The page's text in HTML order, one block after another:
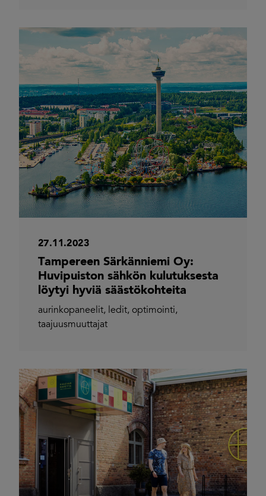
27.11.2023
Tampereen Särkänniemi Oy:
Huvipuiston sähkön kulutuksesta
löytyi hyviä säästökohteita
aurinkopaneelit, ledit, optimointi,
taajuusmuuttajat